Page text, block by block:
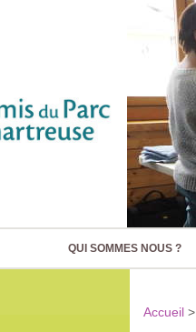
QUI SOMMES NOUS ?
Accueil >